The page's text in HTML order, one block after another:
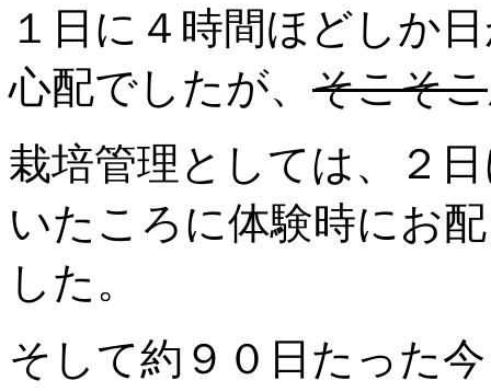
１日に４時間ほどしか
心配でしたが、 そこそこ
栽培管理としては、２
いたころに体験時にお
した。
そして約９０日たった